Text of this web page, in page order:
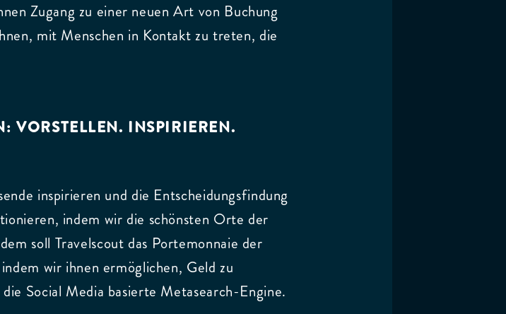
Zugang zu einer neuen Art von Buchung
mit Menschen in Kontakt zu treten, die
VORSTELLEN. INSPIRIEREN.
inspirieren und die Entscheidungsfindung
indem wir die schönsten Orte der
soll Travelscout das Portemonnaie der
wir ihnen ermöglichen, Geld zu
Social Media basierte Metasearch-Engine.